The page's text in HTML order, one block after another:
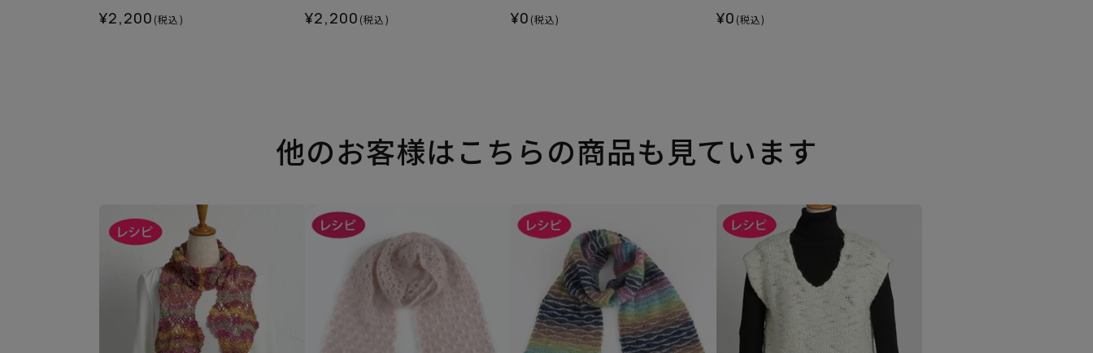
¥2,200 (税込) ¥2,200 (税込) ¥0 (税込) ¥0 (税込)
他のお客様はこちらの商品も見ています